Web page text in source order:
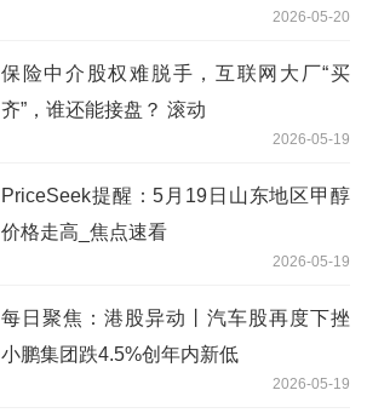
2026-05-20
保险中介股权难脱手，互联网大厂“买
齐”，谁还能接盘？ 滚动
2026-05-19
PriceSeek提醒：5月19日山东地区甲醇
价格走高_焦点速看
2026-05-19
每日聚焦：港股异动丨汽车股再度下挫
小鹏集团跌4.5%创年内新低
2026-05-19